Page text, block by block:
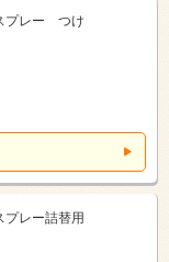
プレー つけ
レー詰替用